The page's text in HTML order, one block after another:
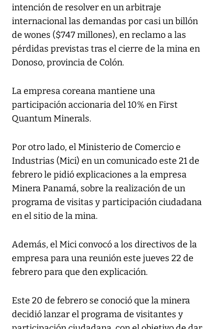
intención de resolver en un arbitraje
internacional las demandas por casi un billón
de wones ($747 millones), en reclamo a las
pérdidas previstas tras el cierre de la mina en
Donoso, provincia de Colón.
La empresa coreana mantiene una
participación accionaria del 10% en First
Quantum Minerals.
Por otro lado, el Ministerio de Comercio e
Industrias (Mici) en un comunicado este 21 de
febrero le pidió explicaciones a la empresa
Minera Panamá, sobre la realización de un
programa de visitas y participación ciudadana
en el sitio de la mina.
Además, el Mici convocó a los directivos de la
empresa para una reunión este jueves 22 de
febrero para que den explicación.
Este 20 de febrero se conoció que la minera
decidió lanzar el programa de visitantes y